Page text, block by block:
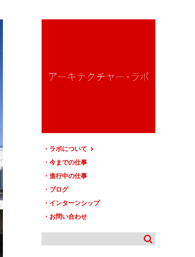
ラボについて
今までの仕事
進行中の仕事
ブログ
インターンシップ
お問い合わせ